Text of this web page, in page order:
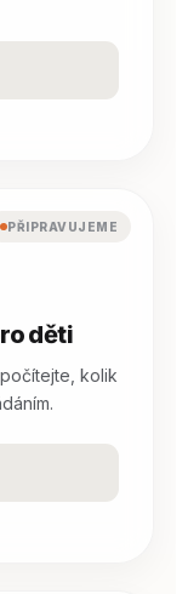
PŘIPRAVUJEME
děti
kolik